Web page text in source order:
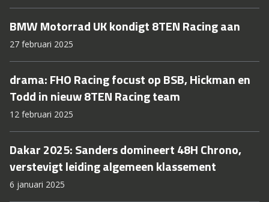
BMW Motorrad UK kondigt 8TEN Racing aan
27 februari 2025
drama: FHO Racing focust op BSB, Hickman en
Todd in nieuw 8TEN Racing team
12 februari 2025
Dakar 2025: Sanders domineert 48H Chrono,
verstevigt leiding algemeen klassement
6 januari 2025